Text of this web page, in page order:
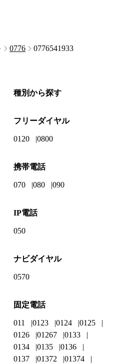
0776 0776541933
種別から探す
フリーダイヤル
0120 0800
携帯電話
070 080 090
IP電話
050
ナビダイヤル
0570
固定電話
011 0123 0124
0125
0126
01267
0133
0134
0135
0136
0137
01372
01374